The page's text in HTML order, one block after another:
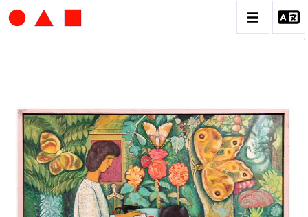
JEAN DELPECH
CATALOGUE DES OEUVRES
CONTACT